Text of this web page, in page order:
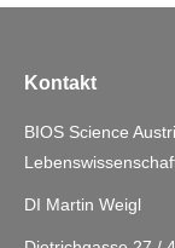
Kontakt
BIOS Science
DI Martin Weigl